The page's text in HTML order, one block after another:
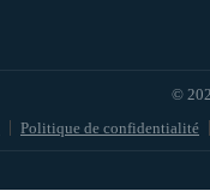
©
Politique de confidentialité